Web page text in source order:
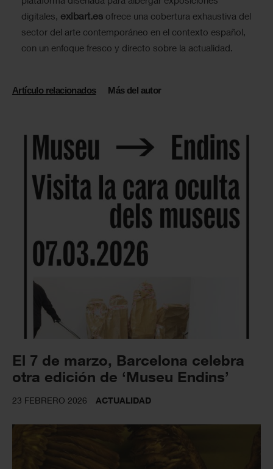
digitales, exibart.es ofrece una cobertura exhaustiva del
sector del arte contemporáneo en el contexto español,
con un enfoque fresco y directo sobre la actualidad.
Artículo relacionados Más del autor
El 7 de marzo, Barcelona celebra
otra edición de ‘Museu Endins’
23 FEBRERO 2026 ACTUALIDAD